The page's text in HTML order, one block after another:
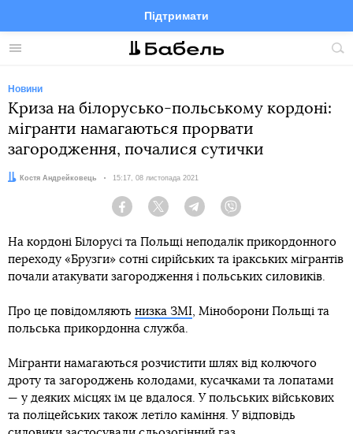
Меню
Підтримати
FacebookTelegramTwitter
Новини
Криза на білорусько-польському кордоні:
мігранти намагаються прорвати
загородження, почалися сутички
Автор:Костя Андрейковець Дата:
15:17, 08 листопада 2021
Facebook Twitter Telegram
На кордоні Білорусі та Польщі неподалік прикордонного
переходу «Брузги» сотні сирійських та іракських мігрантів
почали атакувати загородження і польських силовиків.
Про це повідомляють низка ЗМІ, Міноборони Польщі та
польська прикордонна служба.
Мігранти намагаються розчистити шлях від колючого
дроту та загороджень колодами, кусачками та лопатами
— у деяких місцях їм це вдалося. У польських військових
та поліцейських також летіло каміння. У відповідь